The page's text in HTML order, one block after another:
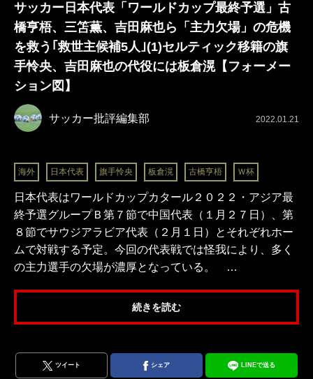
サッカー日本代表「ワールドカップ最終予選」古
橋亨梧、三笘薫、吉田麻也ら「主力欠場」の危機
を救う｢救世主候補5人｣(1)セルティック移籍の旗
手怜央、吉田麻也の代役には板倉滉【フォーメー
ション図】
サッカー批評編集部 2022.01.21
海外 日本代表 旗手怜央 板倉滉 古橋亨梧 Ｗ杯
日本代表はワールドカップカタール２０２２・アジア最
終予選グループＢ第７節で中国代表（１月２７日）、第
８節でサウジアラビア代表（２月１日）とそれぞれホー
ムで対戦する予定。今回の代表戦では怪我により、多く
の主力選手の欠場が濃厚となっている。 …
続きを読む
ツイート シェア LINEで送る